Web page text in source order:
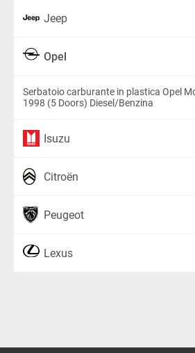
Jeep
Opel
Serbatoio carburante in plastica Opel
1998 (5 Doors) Diesel/Benzina
Isuzu
Citroën
Peugeot
Lexus